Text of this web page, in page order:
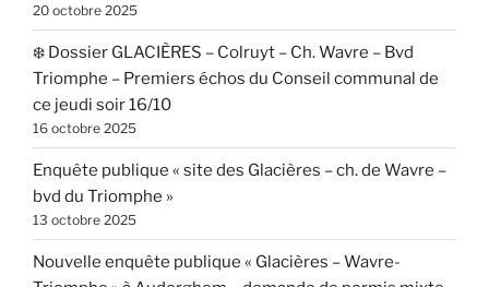
20 octobre 2025
❄️ Dossier GLACIÈRES – Colruyt – Ch. Wavre – Bvd
Triomphe – Premiers échos du Conseil communal de
ce jeudi soir 16/10
16 octobre 2025
Enquête publique « site des Glacières – ch. de Wavre –
bvd du Triomphe »
13 octobre 2025
Nouvelle enquête publique « Glacières – Wavre-